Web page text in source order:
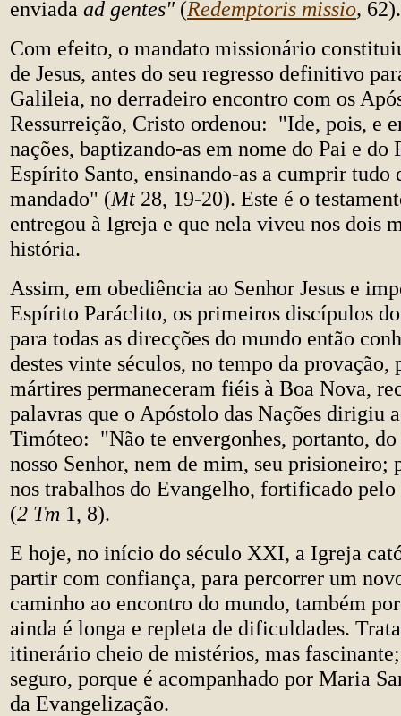
enviada ad gentes" (Redemptoris missio, 62).
Com efeito, o mandato missionário
de Jesus, antes do seu regresso definitivo
Galileia, no derradeiro encontro com os
Ressurreição, Cristo ordenou: "Ide, pois, e
nações, baptizando-as em nome do Pai e do
Espírito Santo, ensinando-as a cumprir tudo
mandado" (Mt 28, 19-20). Este é o
entregou à Igreja e que nela viveu nos dois
história.
Assim, em obediência ao Senhor Jesus e
Espírito Paráclito, os primeiros discípulos
para todas as direcções do mundo então
destes vinte séculos, no tempo da provação,
mártires permaneceram fiéis à Boa Nova,
palavras que o Apóstolo das Nações dirigiu
Timóteo: "Não te envergonhes, portanto, do
nosso Senhor, nem de mim, seu
nos trabalhos do Evangelho, fortificado pelo
(2 Tm 1, 8).
E hoje, no início do século XXI, a Igreja
partir com confiança, para percorrer um
caminho ao encontro do mundo, também
ainda é longa e repleta de dificuldades.
itinerário cheio de mistérios, mas
seguro, porque é acompanhado por Maria
da Evangelização.